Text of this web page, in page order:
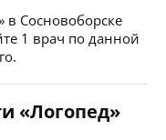
в Сосновоборске
1 врач по данной
«Логопед»